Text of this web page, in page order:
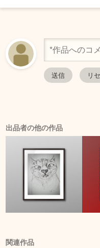
出品者の他の作品
関連作品